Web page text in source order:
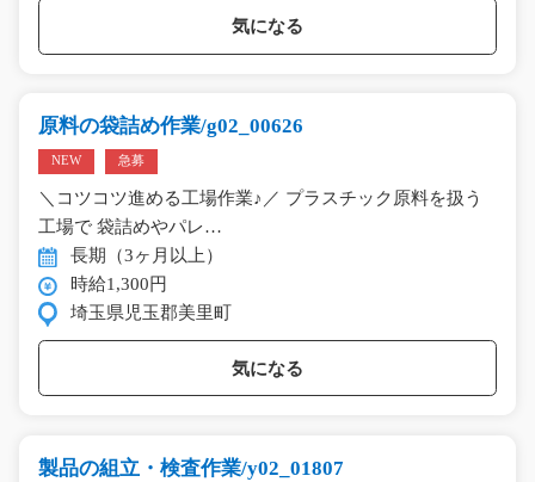
気になる
原料の袋詰め作業/g02_00626
NEW 急募
＼コツコツ進める工場作業♪／ プラスチック原料を扱う
工場で 袋詰めやパレ…
長期（3ヶ月以上）
時給1,300円
埼玉県児玉郡美里町
気になる
製品の組立・検査作業/y02_01807